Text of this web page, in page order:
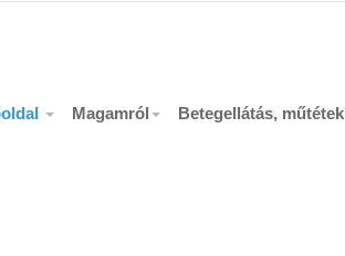
Magamról Betegellátás, műtétek